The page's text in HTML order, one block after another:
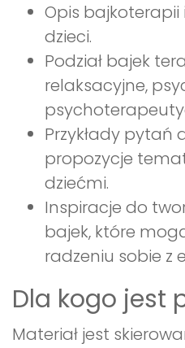
Opis bajkoterapii
dzieci.
Podział bajek
relaksacyjne,
Przykłady pytań
propozycje
dziećmi.
Inspiracje do
bajek, które
radzeniu sobie z
Dla kogo jest
Materiał jest